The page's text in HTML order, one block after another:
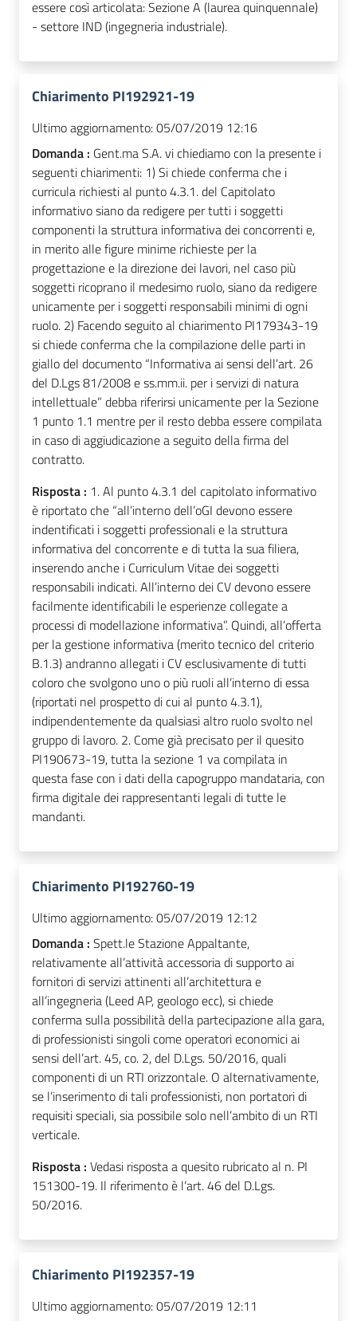
essere così articolata: Sezione A (laurea quinquennale)
- settore IND (ingegneria industriale).
Chiarimento PI192921-19
Ultimo aggiornamento:05/07/2019 12:16
Domanda : Gent.ma S.A. vi chiediamo con la presente i
seguenti chiarimenti: 1) Si chiede conferma che i
curricula richiesti al punto 4.3.1. del Capitolato
informativo siano da redigere per tutti i soggetti
componenti la struttura informativa dei concorrenti e,
in merito alle figure minime richieste per la
progettazione e la direzione dei lavori, nel caso più
soggetti ricoprano il medesimo ruolo, siano da redigere
unicamente per i soggetti responsabili minimi di ogni
ruolo. 2) Facendo seguito al chiarimento PI179343-19
si chiede conferma che la compilazione delle parti in
giallo del documento “Informativa ai sensi dell’art. 26
del D.Lgs 81/2008 e ss.mm.ii. per i servizi di natura
intellettuale” debba riferirsi unicamente per la Sezione
1 punto 1.1 mentre per il resto debba essere compilata
in caso di aggiudicazione a seguito della firma del
contratto.
Risposta : 1. Al punto 4.3.1 del capitolato informativo
è riportato che “all’interno dell’oGI devono essere
indentificati i soggetti professionali e la struttura
informativa del concorrente e di tutta la sua filiera,
inserendo anche i Curriculum Vitae dei soggetti
responsabili indicati. All’interno dei CV devono essere
facilmente identificabili le esperienze collegate a
processi di modellazione informativa”. Quindi, all’offerta
per la gestione informativa (merito tecnico del criterio
B.1.3) andranno allegati i CV esclusivamente di tutti
coloro che svolgono uno o più ruoli all’interno di essa
(riportati nel prospetto di cui al punto 4.3.1),
indipendentemente da qualsiasi altro ruolo svolto nel
gruppo di lavoro. 2. Come già precisato per il quesito
PI190673-19, tutta la sezione 1 va compilata in
questa fase con i dati della capogruppo mandataria, con
firma digitale dei rappresentanti legali di tutte le
mandanti.
Chiarimento PI192760-19
Ultimo aggiornamento:05/07/2019 12:12
Domanda : Spett.le Stazione Appaltante,
relativamente all’attività accessoria di supporto ai
fornitori di servizi attinenti all’architettura e
all’ingegneria (Leed AP, geologo ecc), si chiede
conferma sulla possibilità della partecipazione alla gara,
di professionisti singoli come operatori economici ai
sensi dell’art. 45, co. 2, del D.Lgs. 50/2016, quali
componenti di un RTI orizzontale. O alternativamente,
se l’inserimento di tali professionisti, non portatori di
requisiti speciali, sia possibile solo nell’ambito di un RTI
verticale.
Risposta : Vedasi risposta a quesito rubricato al n. PI
151300-19. Il riferimento è l’art. 46 del D.Lgs.
50/2016.
Chiarimento PI192357-19
Ultimo aggiornamento:05/07/2019 12:11